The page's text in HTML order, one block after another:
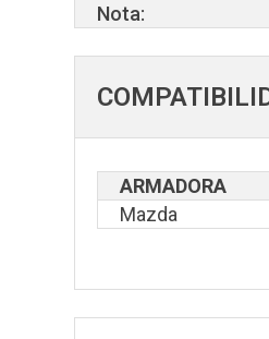
Nota:
ARMADORA
Mazda